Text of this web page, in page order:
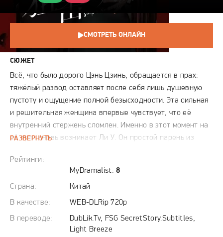
СМОТРЕТЬ ОНЛАЙН
СЮЖЕТ
Всё, что было дорого Цэнь Цзинь, обращается в прах:
тяжёлый развод оставляет после себя лишь душевную
пустоту и ощущение полной безысходности. Эта сильная
и решительная женщина впервые чувствует, что её
внутренний стержень сломлен. Именно в этот момент на
её пути вновь возникает Ли У. Он простой парень из
надежды. Оставшись без семьи и на грани того, чтобы
бросить учёбу, Ли У еле держится, чтобы не утонуть в
отчаянии. Цэнь Цзинь замечает в нём то, что не увидит
равнодушный взгляд: несгибаемую волю, яростное
человеческое достоинство. Она принимает решение
РАЗВЕРНУТЬ
Рейтинги:
MyDramalist:8
Страна:
Китай
В качестве:
WEB-DLRip 720p
В переводе:
DubLik.Tv, FSG SecretStory.Subtitles,
Light Breeze